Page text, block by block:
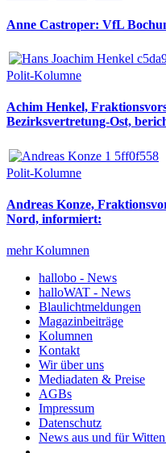
Anne Castroper: VfL
Polit-Kolumne
Achim Henkel,
Bezirksvertretung-Ost,
Polit-Kolumne
Andreas Konze,
Nord, informiert:
mehr Kolumnen
hallobo - News
halloWAT - News
Blaulichtmeldungen
Magazinbeiträge
Kolumnen
Kontakt
Wir über uns
Mediadaten & Preise
AGBs
Impressum
Datenschutz
News aus und für